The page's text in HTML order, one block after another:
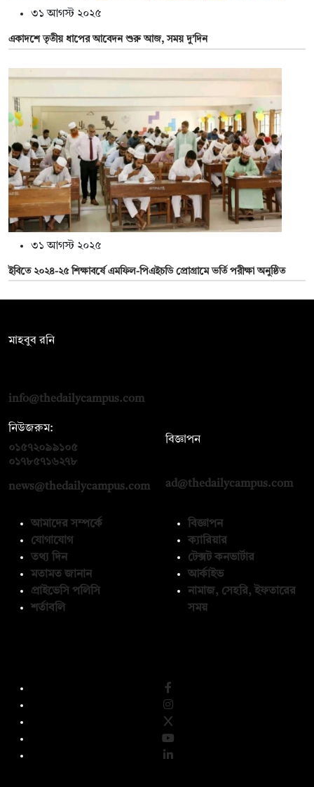
৩১ আগস্ট ২০২৫
একাদশে তৃতীয় ধাপের আবেদন শুরু আজ, সময় দু’দিন
৩১ আগস্ট ২০২৫
ইবিতে ২০২৪-২৫ শিক্ষাবর্ষে এমফিল-পিএইচডি প্রোগ্রামে ভর্তি পরীক্ষা অনুষ্ঠিত
মাহবুব রনি
info@thedailycampus.com
নিউজরুম:
০১৫৭২০৯৯১০৫
০১৭৮৫৭১৬২৭৮
news@thedailycampus.com
বিজ্ঞাপন
ad@thedailycampus.com
আমাদের সম্পর্কে
যোগাযোগ
তথ্য দিন
মতামত জানান
প্রাইভেসি পলিসি
শর্তাবলি
বিজ্ঞাপন
ক্যারিয়ার
টেক্সট কনভার্টার
আর্কাইভ
নামাজ, সেহরি, ইফতারের
সময়